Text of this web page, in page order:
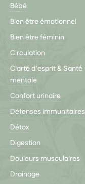
Bébé
Bien être émotionnel
Bien être féminin
Circulation
Clarté d'esprit & Santé
mentale
Confort urinaire
Défenses immunitaires
Détox
Digestion
Douleurs musculaires
Drainage